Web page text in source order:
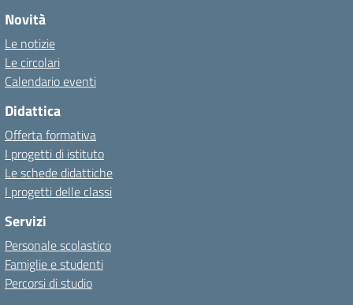
Novità
Le notizie
Le circolari
Calendario eventi
Didattica
Offerta formativa
I progetti di istituto
Le schede didattiche
I progetti delle classi
Servizi
Personale scolastico
Famiglie e studenti
Percorsi di studio